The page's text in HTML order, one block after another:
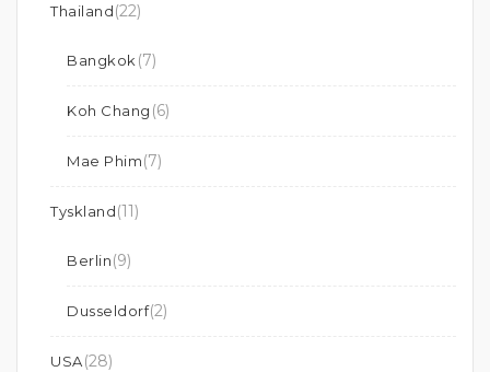
Thailand(22)
Bangkok (7)
Koh Chang (6)
Mae Phim(7)
Tyskland(11)
Berlin(9)
Dusseldorf(2)
USA(28)